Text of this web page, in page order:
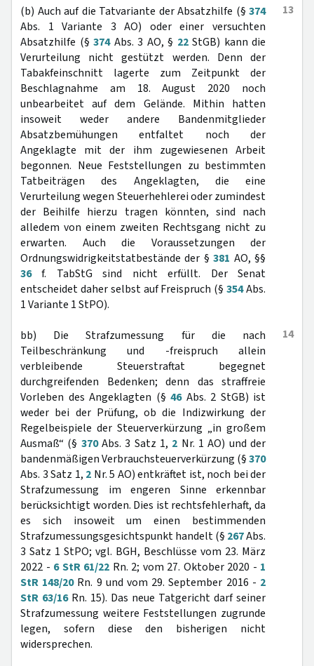
13
(b) Auch auf die Tatvariante der Absatzhilfe (§ 374
Abs. 1 Variante 3 AO) oder einer versuchten
Absatzhilfe (§ 374Abs. 3 AO, § 22StGB) kann die
Verurteilung nicht gestützt werden. Denn der
Tabakfeinschnitt lagerte zum Zeitpunkt der
Beschlagnahme am 18. August 2020 noch
unbearbeitet auf dem Gelände. Mithin hatten
insoweit weder andere Bandenmitglieder
Absatzbemühungen entfaltet noch der
Angeklagte mit der ihm zugewiesenen Arbeit
begonnen. Neue Feststellungen zu bestimmten
Tatbeiträgen des Angeklagten, die eine
Verurteilung wegen Steuerhehlerei oder zumindest
der Beihilfe hierzu tragen könnten, sind nach
alledem von einem zweiten Rechtsgang nicht zu
erwarten. Auch die Voraussetzungen der
Ordnungswidrigkeitstatbestände der §381 AO, §§
36f. TabStG sind nicht erfüllt. Der Senat
entscheidet daher selbst auf Freispruch (§354Abs.
1 Variante 1 StPO).
14
bb) Die Strafzumessung für die nach
Teilbeschränkung und -freispruch allein
verbleibende Steuerstraftat begegnet
durchgreifenden Bedenken; denn das straffreie
Vorleben des Angeklagten (§ 46Abs. 2 StGB) ist
weder bei der Prüfung, ob die Indizwirkung der
Regelbeispiele der Steuerverkürzung „in großem
Ausmaß“ (§ 370Abs. 3 Satz 1, 2 Nr. 1 AO) und der
bandenmäßigen Verbrauchsteuerverkürzung (§370
Abs. 3 Satz 1, 2 Nr. 5 AO) entkräftet ist, noch bei der
Strafzumessung im engeren Sinne erkennbar
berücksichtigt worden. Dies ist rechtsfehlerhaft, da
es sich insoweit um einen bestimmenden
Strafzumessungsgesichtspunkt handelt (§ 267Abs.
3 Satz 1 StPO; vgl. BGH, Beschlüsse vom 23. März
2022 - 6 StR 61/22 Rn. 2; vom 27. Oktober 2020 - 1
StR 148/20Rn. 9 und vom 29. September 2016 - 2
StR 63/16Rn. 15). Das neue Tatgericht darf seiner
Strafzumessung weitere Feststellungen zugrunde
legen, sofern diese den bisherigen nicht
widersprechen.